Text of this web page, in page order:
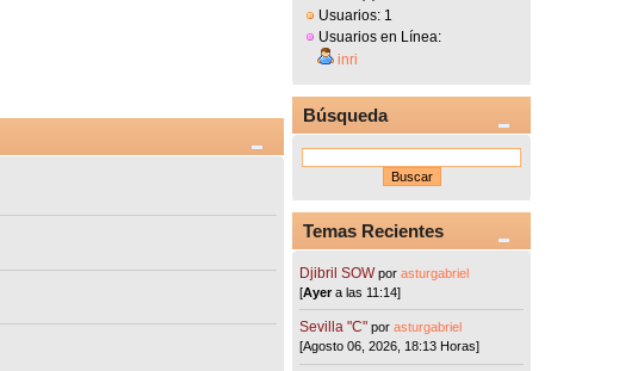
Usuarios: 1
Usuarios en Línea:
inri
Búsqueda
Temas Recientes
Djibril SOW porasturgabriel
[Ayera las 11:14]
Sevilla "C"porasturgabriel
[Agosto 06, 2026, 18:13 Horas]